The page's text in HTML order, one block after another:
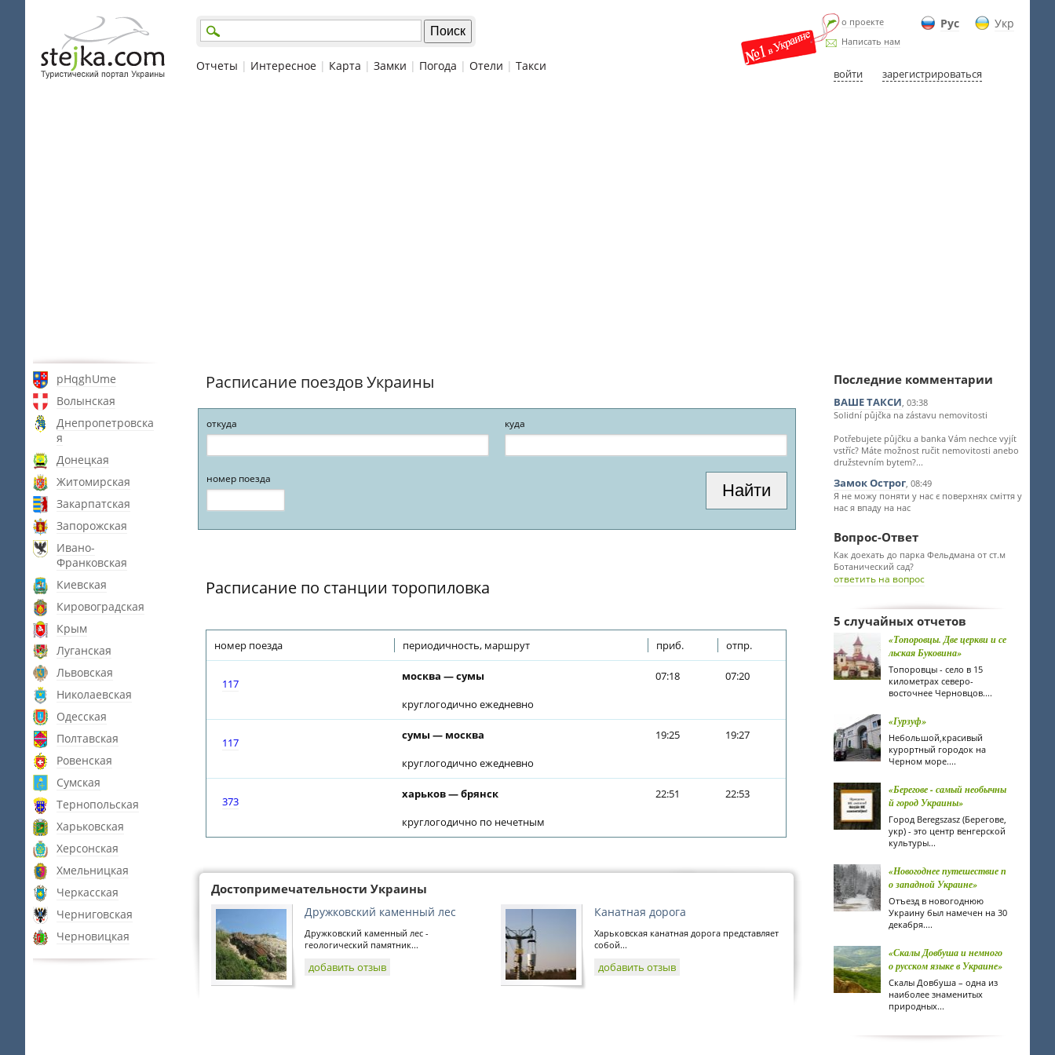
Рус Укр
о проекте
Написать нам
войти зарегистрироваться
Отчеты | Интересное | Карта | Замки | Погода | Отели | Такси
pHqghUme
Волынская
Днепропетровска
я
Донецкая
Житомирская
Закарпатская
Запорожская
Ивано-
Франковская
Киевская
Кировоградская
Крым
Луганская
Львовская
Николаевская
Одесская
Полтавская
Ровенская
Сумская
Тернопольская
Харьковская
Херсонская
Хмельницкая
Черкасская
Черниговская
Черновицкая
Расписание поездов Украины
откуда куда
номер поезда
Расписание по станции торопиловка
номер поезда периодичность, маршрут приб. отпр.
117
москва — сумы
круглогодично ежедневно
07:18 07:20
117
сумы — москва
круглогодично ежедневно
19:25 19:27
373
харьков — брянск
круглогодично по нечетным
22:51 22:53
Достопримечательности Украины
Дружковский каменный лес
Дружковский каменный лес -
геологический памятник...
добавить отзыв
Канатная дорога
Харьковская канатная дорога представляет
собой...
добавить отзыв
Последние комментарии
ВАШЕ ТАКСИ, 03:38
Solidní půjčka na zástavu nemovitosti
Potřebujete půjčku a banka Vám nechce vyjít
vstříc? Máte možnost ručit nemovitosti anebo
družstevním bytem?...
Замок Острог, 08:49
Я не можу поняти у нас є поверхнях сміття у
нас я впаду на нас
Вопрос-Ответ
Как доехать до парка Фельдмана от ст.м
Ботанический сад?
ответить на вопрос
5 случайных отчетов
«Топоровцы. Две церкви и се
льская Буковина»
Топоровцы - село в 15
километрах северо-
восточнее Черновцов....
«Гурзуф»
Небольшой,красивый
курортный городок на
Черном море....
«Берегове - самый необычны
й город Украины»
Город Beregszasz (Берегове,
укр) - это центр венгерской
культуры...
«Новогоднее путешествие п
о западной Украине»
Отъезд в новогоднюю
Украину был намечен на 30
декабря....
«Скалы Довбуша и немного
о русском языке в Украине»
Скалы Довбуша – одна из
наиболее знаменитых
природных...